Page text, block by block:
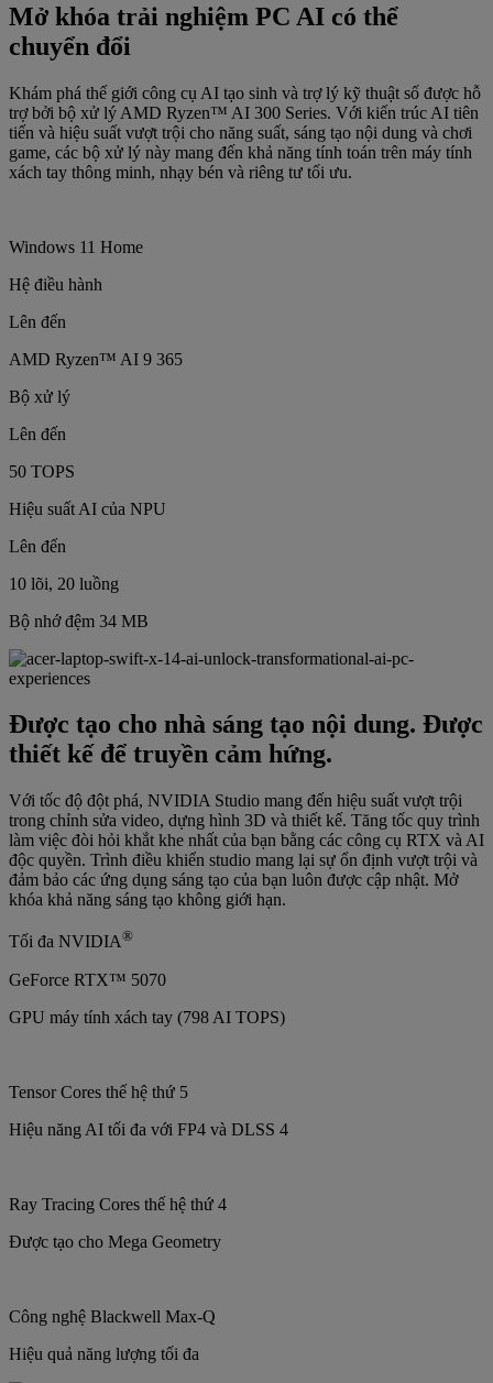
Mở khóa trải nghiệm PC AI có thể
chuyển đổi
Khám phá thế giới công cụ AI tạo sinh và trợ lý kỹ thuật số được hỗ
trợ bởi bộ xử lý AMD Ryzen™ AI 300 Series. Với kiến ​​trúc AI tiên
tiến và hiệu suất vượt trội cho năng suất, sáng tạo nội dung và chơi
game, các bộ xử lý này mang đến khả năng tính toán trên máy tính
xách tay thông minh, nhạy bén và riêng tư tối ưu.
Windows 11 Home
Hệ điều hành
Lên đến
AMD Ryzen™ AI 9 365
Bộ xử lý
Lên đến
50 TOPS
Hiệu suất AI của NPU
Lên đến
10 lõi, 20 luồng
Bộ nhớ đệm 34 MB
Được tạo cho nhà sáng tạo nội dung. Được
thiết kế để truyền cảm hứng.
Với tốc độ đột phá, NVIDIA Studio mang đến hiệu suất vượt trội
trong chỉnh sửa video, dựng hình 3D và thiết kế. Tăng tốc quy trình
làm việc đòi hỏi khắt khe nhất của bạn bằng các công cụ RTX và AI
độc quyền. Trình điều khiển studio mang lại sự ổn định vượt trội và
đảm bảo các ứng dụng sáng tạo của bạn luôn được cập nhật. Mở
khóa khả năng sáng tạo không giới hạn.
Tối đa NVIDIA®
GeForce RTX™ 5070
GPU máy tính xách tay (798 AI TOPS)
Tensor Cores thế hệ thứ 5
Hiệu năng AI tối đa với FP4 và DLSS 4
Ray Tracing Cores thế hệ thứ 4
Được tạo cho Mega Geometry
Công nghệ Blackwell Max-Q
Hiệu quả năng lượng tối đa